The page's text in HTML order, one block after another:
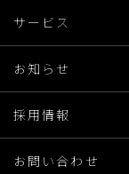
サービス
お知らせ
採用情報
お問い合わせ